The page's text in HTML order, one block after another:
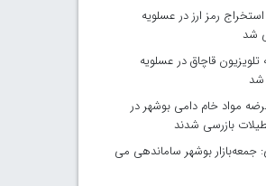
استخراج رمز ارز در عسلویه
شد
تلویزیون قاچاق در عسلویه
شد
مواد خام دامی بوشهر در
بازرسی شدند
جمعه‌بازار بوشهر ساماندهی می‌